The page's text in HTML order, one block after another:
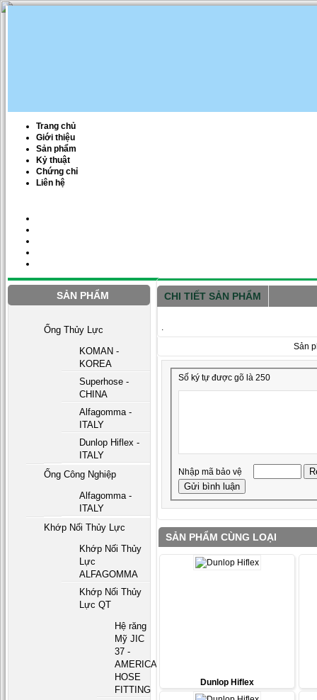
Trang chủ
Giới thiệu
Sản phẩm
Kỷ thuật
Chứng chỉ
Liên hệ
SẢN PHẨM
Ống Thủy Lực
KOMAN -
KOREA
Superhose -
CHINA
Alfagomma -
ITALY
Dunlop Hiflex -
ITALY
Ống Công Nghiệp
Alfagomma -
ITALY
Khớp Nối Thủy Lực
Khớp Nối Thủy
Lực
ALFAGOMMA
Khớp Nối Thủy
Lực QT
Hệ răng
Mỹ JIC
37 -
AMERICAN
HOSE
FITTING
CHI TIẾT SẢN PHẨM
.
Sản
Số ký tự được gõ là 250
Nhập mã bảo vệ
SẢN PHẨM CÙNG LOẠI
Dunlop Hiflex